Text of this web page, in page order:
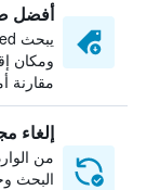
أفضل
ومكان
مقارنة
إلغاء
من
البحث